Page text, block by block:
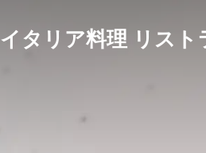
イタリア料理 リスト